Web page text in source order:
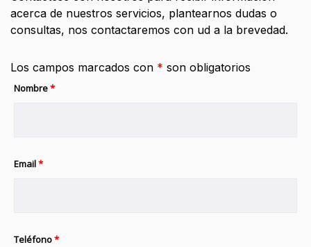
acerca de nuestros servicios, plantearnos dudas o
consultas, nos contactaremos con ud a la brevedad.
Los campos marcados con * son obligatorios
Nombre*
Email*
Teléfono*